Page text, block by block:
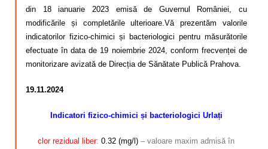
din 18 ianuarie 2023 emisă de Guvernul României, cu
modificările și completările ulterioare.Vă prezentăm valorile
indicatorilor fizico-chimici și bacteriologici pentru măsurătorile
efectuate în data de 19 noiembrie 2024, conform frecvenței de
monitorizare avizată de Direcția de Sănătate Publică Prahova.
19.11.2024
Indicatori fizico-chimici și bacteriologici Urlați
clor rezidual liber: 0.32 (mg/l) – valoare maxim admisă în